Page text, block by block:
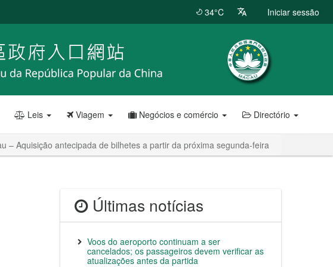
34°C Iniciar sessão
Leis Viagem Negócios e comércio Directório
– Aquisição antecipada de bilhetes a partir da próxima segunda-feira
Últimas notícias
Voos do aeroporto continuam a ser
cancelados; os passageiros devem verificar as
atualizações antes da partida